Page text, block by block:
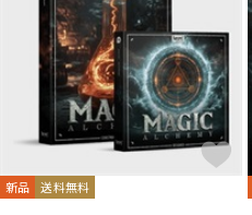
新品 送料無料